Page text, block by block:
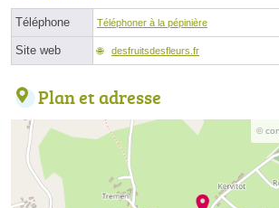
Téléphone Téléphoner à la pépinière
Site web desfruitsdesfleurs.fr
Plan et adresse
©